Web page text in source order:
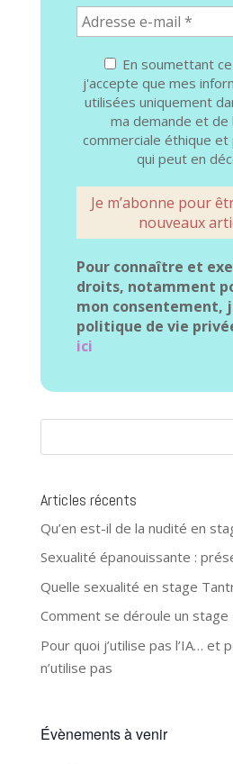
En soumettant
j'accepte que mes
utilisées uniquement
ma demande et de
commerciale éthique et
qui peut en
Pour connaître et
droits, notamment
mon consentement,
politique de vie
ici
Articles récents
Qu’en est-il de la nudité en
Sexualité épanouissante :
Quelle sexualité en stage
Comment se déroule un stage
Pour quoi j’utilise pas l’IA… et
n’utilise pas
Évènements à venir